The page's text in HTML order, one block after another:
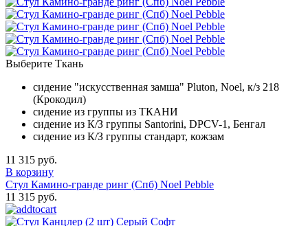
Выберите Ткань
сидение "искусственная замша" Pluton, Noel, к/з 218
(Крокодил)
сидение из группы из ТКАНИ
сидение из К/З группы Santorini, DPCV-1, Бенгал
сидение из К/З группы стандарт, кожзам
11 315 руб.
В корзину
Стул Камино-гранде ринг (Спб) Noel Pebble
11 315 руб.